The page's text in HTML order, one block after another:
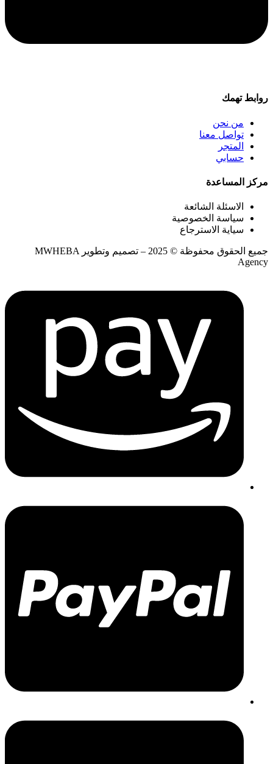
روابط تهمك
من نحن
تواصل معنا
المتجر
حسابي
مركز المساعدة
الاسئلة الشائعة
سياسة الخصوصية
سياية الاسترجاع
جميع الحقوق محفوظة © 2025 – تصميم وتطوير MWHEBA
Agency